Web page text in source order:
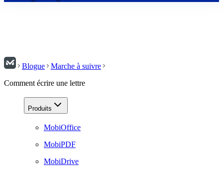
Blogue
Marche à suivre
Comment écrire une lettre
Produits
MobiOffice
MobiPDF
MobiDrive